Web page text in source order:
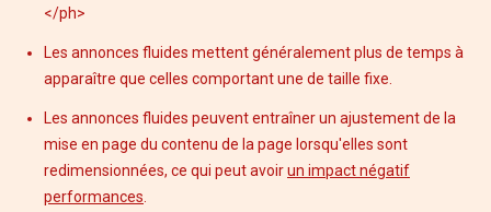
</ph>
Les annonces fluides mettent généralement plus de temps à
apparaître que celles comportant une de taille fixe.
Les annonces fluides peuvent entraîner un ajustement de la
mise en page du contenu de la page lorsqu'elles sont
redimensionnées, ce qui peut avoirun impact négatif
performances